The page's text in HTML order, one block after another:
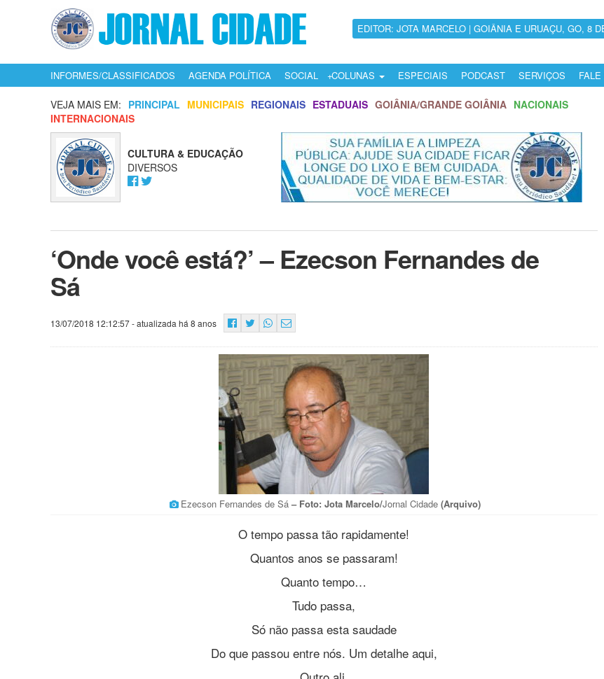
EDITOR: JOTA MARCELO | GOIÂNIA E URUAÇU, GO, 8
INFORMES/CLASSIFICADOS AGENDA POLÍTICA SOCIAL COLUNAS ESPECIAIS PODCAST SERVIÇOS
VEJA MAIS EM: PRINCIPAL MUNICIPAIS REGIONAIS ESTADUAIS GOIÂNIA/GRANDE GOIÂNIA NACIONAIS
INTERNACIONAIS
CULTURA & EDUCAÇÃO
DIVERSOS
‘Onde você está?’ – Ezecson Fernandes de
Sá
13/07/2018 12:12:57- atualizada há 8 anos
Ezecson Fernandes de Sá – Foto: Jota Marcelo/Jornal Cidade (Arquivo)
O tempo passa tão rapidamente!
Quantos anos se passaram!
Quanto tempo…
Tudo passa,
Só não passa esta saudade
Do que passou entre nós. Um detalhe aqui,